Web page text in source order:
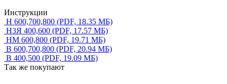
Инструкции
Н 600,700,800 (PDF, 18.35 МБ)
Н3Я 400,600 (PDF, 17.57 МБ)
НМ 600,800 (PDF, 19.71 МБ)
В 600,700,800 (PDF, 20.94 МБ)
В 400,500 (PDF, 19.09 МБ)
Так же покупают